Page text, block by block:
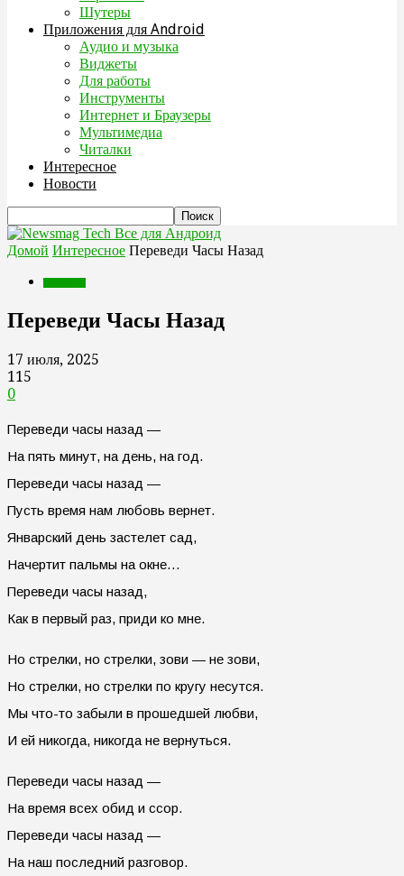
Шутеры
Приложения для Android
Аудио и музыка
Виджеты
Для работы
Инструменты
Интернет и Браузеры
Мультимедиа
Читалки
Интересное
Новости
Все для Андроид
Домой Интересное Переведи Часы Назад
Переведи Часы Назад
17 июля, 2025
115
0
Переведи часы назад —
На пять минут, на день, на год.
Переведи часы назад —
Пусть время нам любовь вернет.
Январский день застелет сад,
Начертит пальмы на окне…
Переведи часы назад,
Как в первый раз, приди ко мне.
Но стрелки, но стрелки, зови — не зови,
Но стрелки, но стрелки по кругу несутся.
Мы что-то забыли в прошедшей любви,
И ей никогда, никогда не вернуться.
Переведи часы назад —
На время всех обид и ссор.
Переведи часы назад —
На наш последний разговор.